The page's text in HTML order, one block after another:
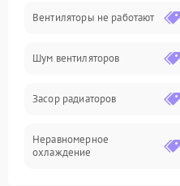
Электроника
Электрика
Программное обеспечение
Химическая
Вентиляторы не работают
Шум вентиляторов
Засор радиаторов
Неравномерное
охлаждение